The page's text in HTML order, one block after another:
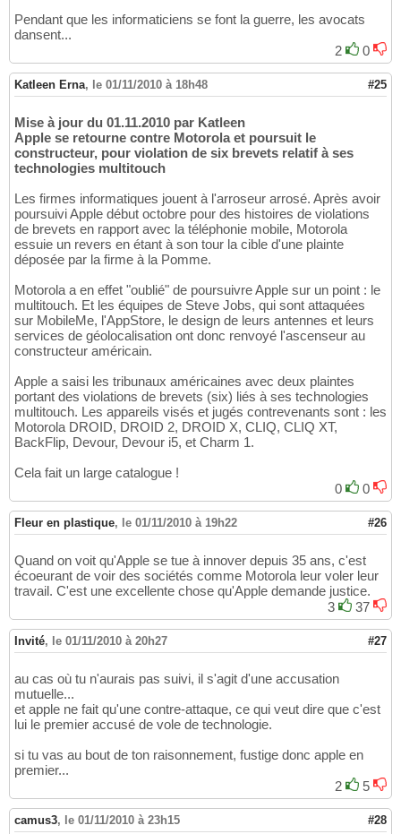
Pendant que les informaticiens se font la guerre, les avocats
dansent...
2
0
Katleen Erna, le 01/11/2010 à 18h48 #25
Mise à jour du 01.11.2010 par Katleen
Apple se retourne contre Motorola et poursuit le
constructeur, pour violation de six brevets relatif à ses
technologies multitouch
Les firmes informatiques jouent à l'arroseur arrosé. Après avoir
poursuivi Apple début octobre pour des histoires de violations
de brevets en rapport avec la téléphonie mobile, Motorola
essuie un revers en étant à son tour la cible d'une plainte
déposée par la firme à la Pomme.
Motorola a en effet "oublié" de poursuivre Apple sur un point : le
multitouch. Et les équipes de Steve Jobs, qui sont attaquées
sur MobileMe, l'AppStore, le design de leurs antennes et leurs
services de géolocalisation ont donc renvoyé l'ascenseur au
constructeur américain.
Apple a saisi les tribunaux américaines avec deux plaintes
portant des violations de brevets (six) liés à ses technologies
multitouch. Les appareils visés et jugés contrevenants sont : les
Motorola DROID, DROID 2, DROID X, CLIQ, CLIQ XT,
BackFlip, Devour, Devour i5, et Charm 1.
Cela fait un large catalogue !
0
0
Fleur en plastique, le 01/11/2010 à 19h22 #26
Quand on voit qu'Apple se tue à innover depuis 35 ans, c'est
écoeurant de voir des sociétés comme Motorola leur voler leur
travail. C'est une excellente chose qu'Apple demande justice.
3
37
Invité, le 01/11/2010 à 20h27 #27
au cas où tu n'aurais pas suivi, il s'agit d'une accusation
mutuelle...
et apple ne fait qu'une contre-attaque, ce qui veut dire que c'est
lui le premier accusé de vole de technologie.
si tu vas au bout de ton raisonnement, fustige donc apple en
premier...
2
5
camus3, le 01/11/2010 à 23h15 #28